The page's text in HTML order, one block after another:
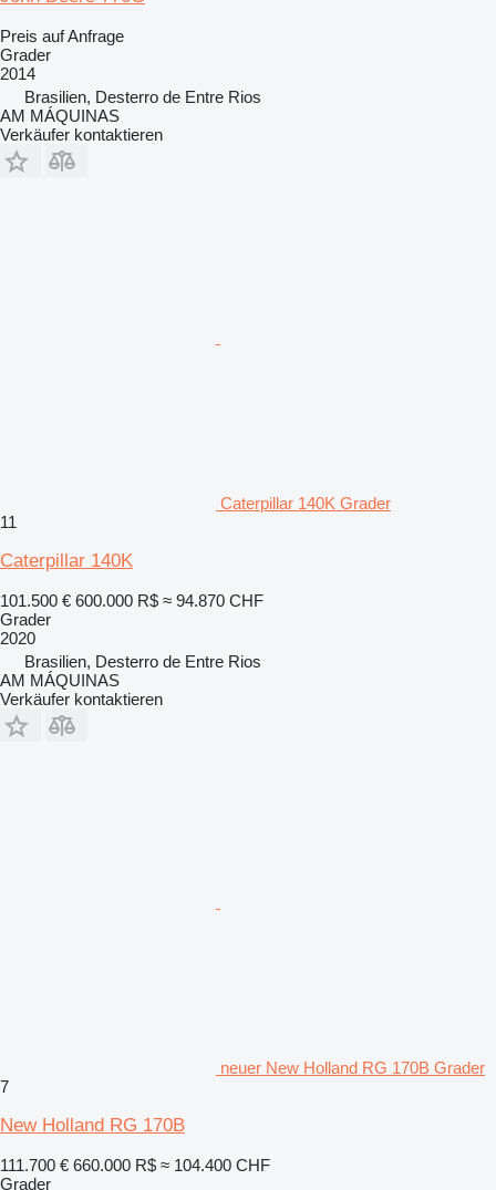
Preis auf Anfrage
Grader
2014
Brasilien, Desterro de Entre Rios
AM MÁQUINAS
Verkäufer kontaktieren
Caterpillar 140K Grader
11
Caterpillar 140K
101.500 € 600.000 R$ ≈ 94.870 CHF
Grader
2020
Brasilien, Desterro de Entre Rios
AM MÁQUINAS
Verkäufer kontaktieren
neuer New Holland RG 170B Grader
7
New Holland RG 170B
111.700 € 660.000 R$ ≈ 104.400 CHF
Grader